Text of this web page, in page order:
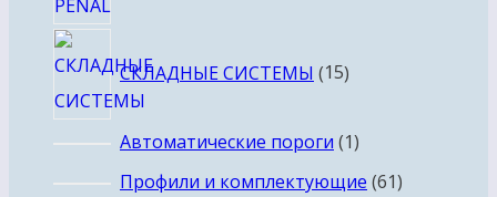
СКЛАДНЫЕ СИСТЕМЫ 15товаров
Автоматические пороги 11
товар
Профили и комплектующие 6161